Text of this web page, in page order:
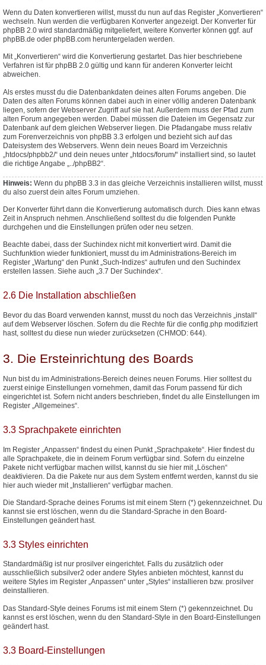
Wenn du Daten konvertieren willst, musst du nun auf das Register „Konvertieren“
wechseln. Nun werden die verfügbaren Konverter angezeigt. Der Konverter für
phpBB 2.0 wird standardmäßig mitgeliefert, weitere Konverter können ggf. auf
phpBB.de oder phpBB.com heruntergeladen werden.
Mit „Konvertieren“ wird die Konvertierung gestartet. Das hier beschriebene
Verfahren ist für phpBB 2.0 gültig und kann für anderen Konverter leicht
abweichen.
Als erstes musst du die Datenbankdaten deines alten Forums angeben. Die
Daten des alten Forums können dabei auch in einer völlig anderen Datenbank
liegen, sofern der Webserver Zugriff auf sie hat. Außerdem muss der Pfad zum
alten Forum angegeben werden. Dabei müssen die Dateien im Gegensatz zur
Datenbank auf dem gleichen Webserver liegen. Die Pfadangabe muss relativ
zum Forenverzeichnis von phpBB 3.3 erfolgen und bezieht sich auf das
Dateisystem des Webservers. Wenn dein neues Board im Verzeichnis
„htdocs/phpbb2/“ und dein neues unter „htdocs/forum/“ installiert sind, so lautet
die richtige Angabe „../phpBB2“.
Hinweis: Wenn du phpBB 3.3 in das gleiche Verzeichnis installieren willst, musst
du also zuerst dein altes Forum umziehen.
Der Konverter führt dann die Konvertierung automatisch durch. Dies kann etwas
Zeit in Anspruch nehmen. Anschließend solltest du die folgenden Punkte
durchgehen und die Einstellungen prüfen oder neu setzen.
Beachte dabei, dass der Suchindex nicht mit konvertiert wird. Damit die
Suchfunktion wieder funktioniert, musst du im Administrations-Bereich im
Register „Wartung“ den Punkt „Such-Indizes“ aufrufen und den Suchindex
erstellen lassen. Siehe auch „3.7 Der Suchindex“.
2.6 Die Installation abschließen
Bevor du das Board verwenden kannst, musst du noch das Verzeichnis „install“
auf dem Webserver löschen. Sofern du die Rechte für die config.php modifiziert
hast, solltest du diese nun wieder zurücksetzen (CHMOD: 644).
3. Die Ersteinrichtung des Boards
Nun bist du im Administrations-Bereich deines neuen Forums. Hier solltest du
zuerst einige Einstellungen vornehmen, damit das Forum passend für dich
eingerichtet ist. Sofern nicht anders beschrieben, findet du alle Einstellungen im
Register „Allgemeines“.
3.3 Sprachpakete einrichten
Im Register „Anpassen“ findest du einen Punkt „Sprachpakete“. Hier findest du
alle Sprachpakete, die in deinem Forum verfügbar sind. Sofern du einzelne
Pakete nicht verfügbar machen willst, kannst du sie hier mit „Löschen“
deaktivieren. Da die Pakete nur aus dem System entfernt werden, kannst du sie
hier auch wieder mit „Installieren“ verfügbar machen.
Die Standard-Sprache deines Forums ist mit einem Stern (*) gekennzeichnet. Du
kannst sie erst löschen, wenn du die Standard-Sprache in den Board-
Einstellungen geändert hast.
3.3 Styles einrichten
Standardmäßig ist nur prosilver eingerichtet. Falls du zusätzlich oder
ausschließlich subsilver2 oder andere Styles anbieten möchtest, kannst du
weitere Styles im Register „Anpassen“ unter „Styles“ installieren bzw. prosilver
deinstallieren.
Das Standard-Style deines Forums ist mit einem Stern (*) gekennzeichnet. Du
kannst es erst löschen, wenn du den Standard-Style in den Board-Einstellungen
geändert hast.
3.3 Board-Einstellungen